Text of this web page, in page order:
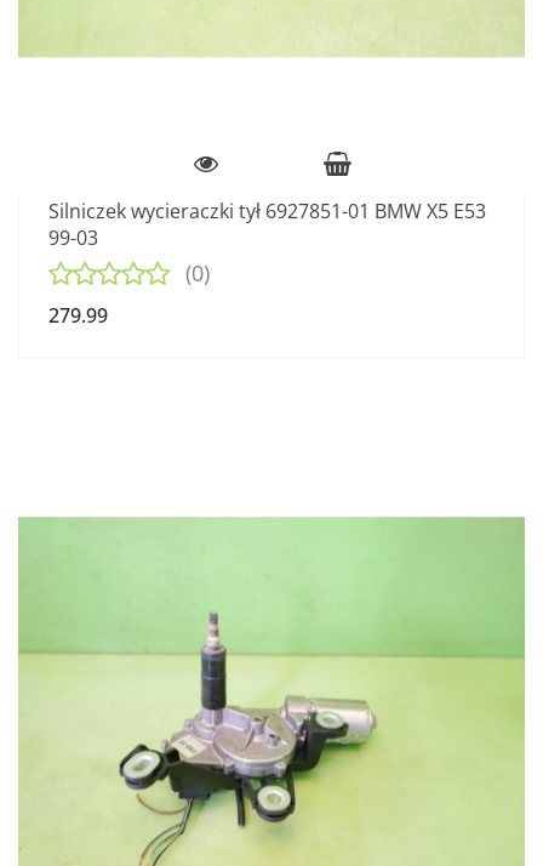
Silniczek wycieraczki tył 6927851-01 BMW X5 E53
99-03
(0)
279.99